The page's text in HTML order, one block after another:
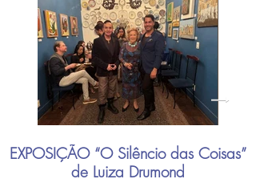
EXPOSIÇÃO “O Silêncio das Coisas”
de Luiza Drumond